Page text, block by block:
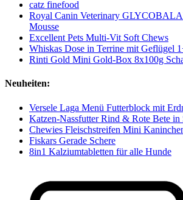
catz finefood
Royal Canin Veterinary
Mousse
Excellent Pets Multi-Vit Soft Chews
Whiskas Dose in Terrine mit Geflügel
Rinti Gold Mini Gold-Box 8x100g
Neuheiten:
Versele Laga Menü Futterblock mit
Katzen-Nassfutter Rind & Rote Bete in
Chewies Fleischstreifen Mini
Fiskars Gerade Schere
8in1 Kalziumtabletten für alle Hunde